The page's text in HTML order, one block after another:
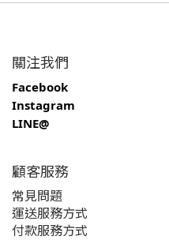
關注我們
Facebook
Instagram
LINE@
顧客服務
常見問題
運送服務方式
付款服務方式